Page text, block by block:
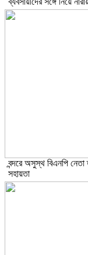
বন্দরে অসুস্থ বিএনপি নেতা
সহায়তা